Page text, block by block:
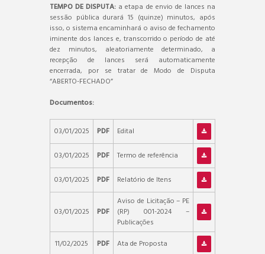
TEMPO DE DISPUTA: a etapa de envio de lances na
sessão pública durará 15 (quinze) minutos, após
isso, o sistema encaminhará o aviso de fechamento
iminente dos lances e, transcorrido o período de até
dez minutos, aleatoriamente determinado, a
recepção de lances será automaticamente
encerrada, por se tratar de Modo de Disputa
“ABERTO-FECHADO”
Documentos:
03/01/2025 PDF Edital
03/01/2025 PDF Termo de referência
03/01/2025 PDF Relatório de Itens
03/01/2025 PDF
Aviso de Licitação – PE
(RP) 001-2024 –
Publicações
11/02/2025
PDF Ata de Proposta